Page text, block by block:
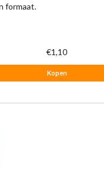
formaat.
€1,10
Kopen